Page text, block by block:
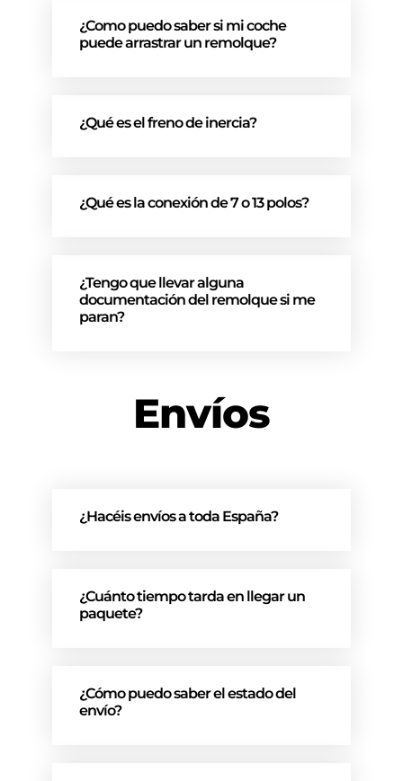
¿Como puedo saber si mi coche
puede arrastrar un remolque?
¿Qué es el freno de inercia?
¿Qué es la conexión de 7 o 13 polos?
¿Tengo que llevar alguna
documentación del remolque si me
paran?
Envíos
¿Hacéis envíos a toda España?
¿Cuánto tiempo tarda en llegar un
paquete?
¿Cómo puedo saber el estado del
envío?